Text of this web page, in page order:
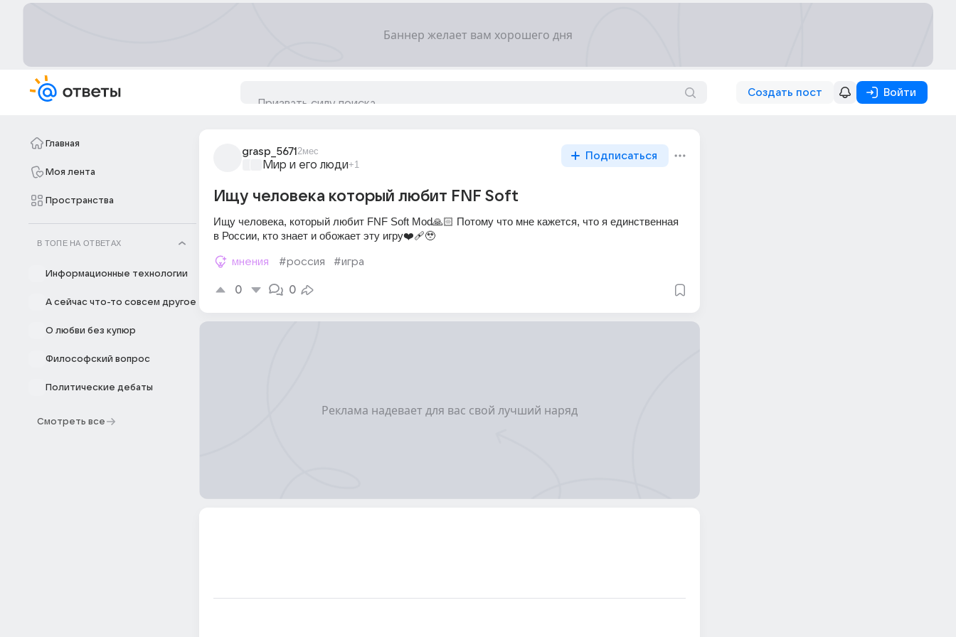
Создать пост Войти
Главная
Моя лента
Пространства
В ТОПЕ НА ОТВЕТАХ
Информационные технологии
А сейчас что-то совсем другое
О любви без купюр
Философский вопрос
Политические дебаты
Смотреть все
grasp_5671 2мес
Мир и его люди+1
Подписаться
Ищу человека который любит FNF Soft
Ищу человека, который любит FNF Soft Mod🙏🏻 Потому что мне кажется, что я единственная
в России, кто знает и обожает эту игру❤️‍🩹🥹
мнения #россия #игра
0 0